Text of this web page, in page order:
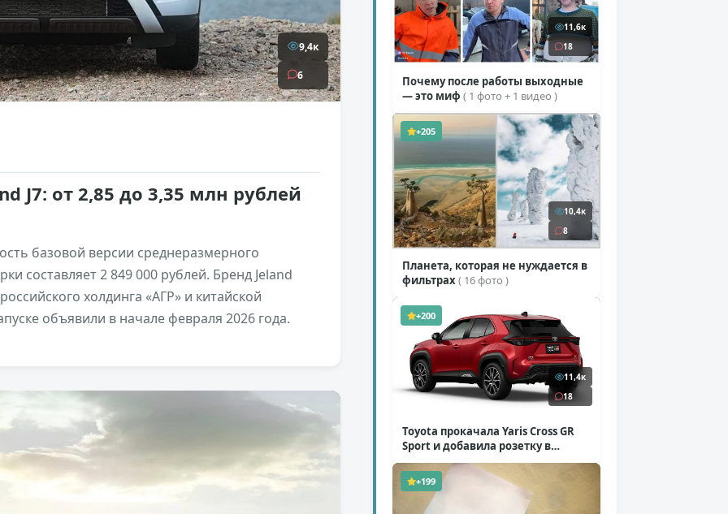
9,4к
6
J7: от 2,85 до 3,35 млн рублей
базовой версии среднеразмерного
составляет 2 849 000 рублей. Бренд Jeland
холдинга «АГР» и китайской
объявили в начале февраля 2026 года.
11,6к
18
Почему после работы выходные
— это миф ( 1 фото + 1 видео )
+205
10,4к
8
Планета, которая не нуждается в
фильтрах( 16 фото )
+200
11,4к
18
Toyota прокачала Yaris Cross GR
Sport и добавила розетку в
Harrier( 5 фото )
+199